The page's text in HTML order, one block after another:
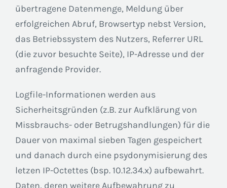
übertragene Datenmenge, Meldung über
erfolgreichen Abruf, Browsertyp nebst Version,
das Betriebssystem des Nutzers, Referrer URL
(die zuvor besuchte Seite), IP-Adresse und der
anfragende Provider.
Logfile-Informationen werden aus
Sicherheitsgründen (z.B. zur Aufklärung von
Missbrauchs- oder Betrugshandlungen) für die
Dauer von maximal sieben Tagen gespeichert
und danach durch eine psydonymisierung des
letzen IP-Octettes (bsp. 10.12.34.x) aufbewahrt.
Daten, deren weitere Aufbewahrung zu